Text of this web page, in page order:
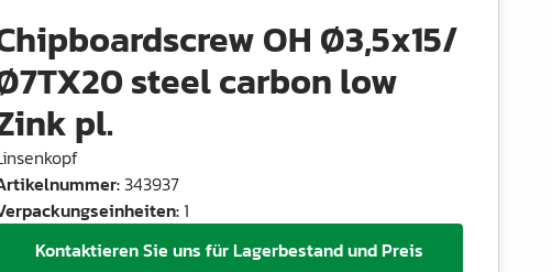
OH Ø3,5x15/
steel carbon low
pl.
:343937
:1
Kontaktieren Sie uns für Lagerbestand und Preis